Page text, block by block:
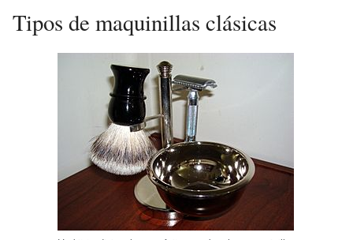
Tipos de maquinillas clásicas